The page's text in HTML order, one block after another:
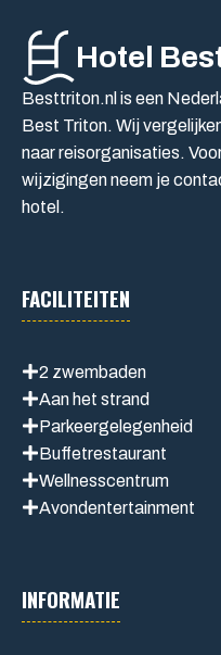
Hotel
Besttriton.nl is een
Best Triton. Wij
naar reisorganisaties.
wijzigingen neem je
hotel.
FACILITEITEN
2 zwembaden
Aan het strand
Parkeergelegenheid
Buffetrestaurant
Wellnesscentrum
Avondentertainment
INFORMATIE